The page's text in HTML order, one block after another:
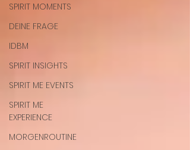
SPIRIT MOMENTS
DEINE FRAGE
IDBM
SPIRIT INSIGHTS
SPIRIT ME EVENTS
SPIRIT ME
EXPERIENCE
MORGENROUTINE